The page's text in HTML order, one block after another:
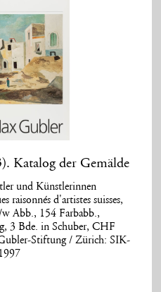
Katalog der Gemälde
und Künstlerinnen
raisonnés d'artistes suisses,
Abb., 154 Farbabb.,
3 Bde. in Schuber, CHF
Stiftung / Zürich: SIK-